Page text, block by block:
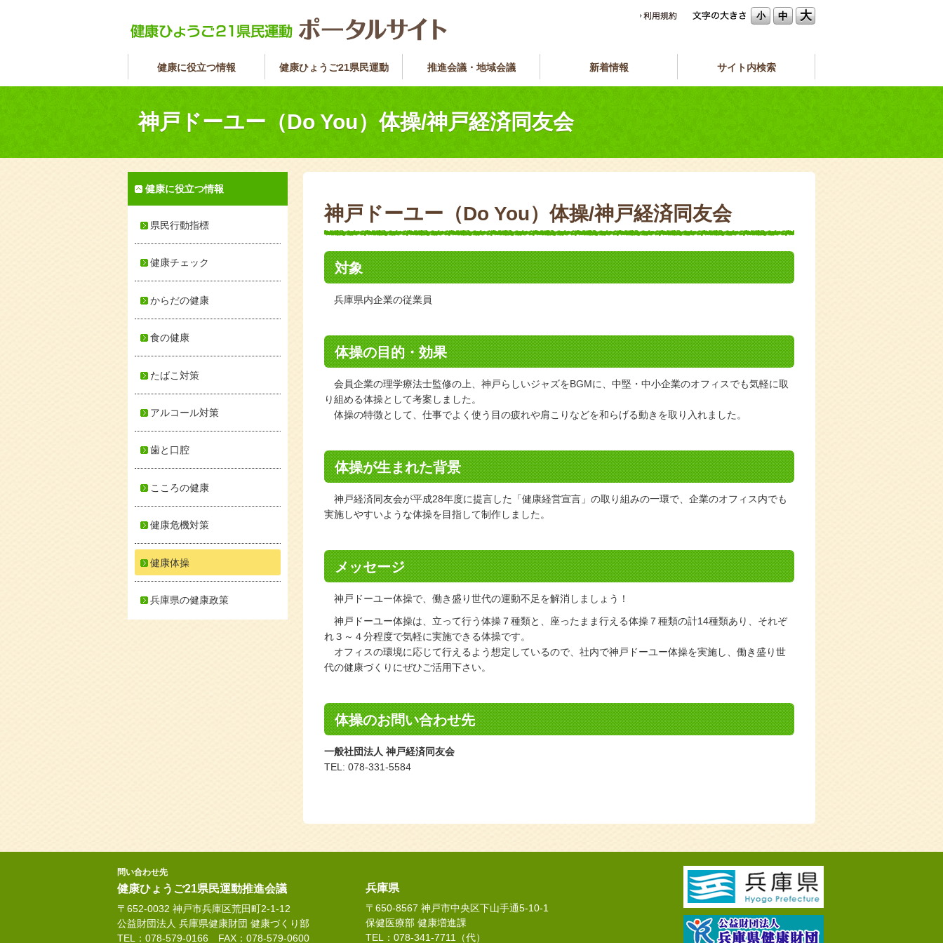
小 中 大
健康に役立つ情報 健康ひょうご21県民運動 推進会議・地域会議 新着情報 サイト内検索
神戸ドーユー（Do You）体操/神戸経済同友会
神戸ドーユー（Do You）体操/神戸経済同友会
対象
兵庫県内企業の従業員
体操の目的・効果
会員企業の理学療法士監修の上、神戸らしいジャズをBGMに、中堅・中小企業のオフィスでも気軽に取
り組める体操として考案しました。
体操の特徴として、仕事でよく使う目の疲れや肩こりなどを和らげる動きを取り入れました。
体操が生まれた背景
神戸経済同友会が平成28年度に提言した「健康経営宣言」の取り組みの一環で、企業のオフィス内でも
実施しやすいような体操を目指して制作しました。
メッセージ
神戸ドーユー体操で、働き盛り世代の運動不足を解消しましょう！
神戸ドーユー体操は、立って行う体操７種類と、座ったまま行える体操７種類の計14種類あり、それぞ
れ３～４分程度で気軽に実施できる体操です。
オフィスの環境に応じて行えるよう想定しているので、社内で神戸ドーユー体操を実施し、働き盛り世
代の健康づくりにぜひご活用下さい。
体操のお問い合わせ先
一般社団法人 神戸経済同友会
TEL: 078-331-5584
健康に役立つ情報
県民行動指標
健康チェック
からだの健康
食の健康
たばこ対策
アルコール対策
歯と口腔
こころの健康
健康危機対策
健康体操
兵庫県の健康政策
問い合わせ先
健康ひょうご21県民運動推進会議
〒652-0032 神戸市兵庫区荒田町2-1-12
公益財団法人 兵庫県健康財団 健康づくり部
TEL：078-579-0166 FAX：078-579-0600
兵庫県
〒650-8567 神戸市中央区下山手通5-10-1
保健医療部 健康増進課
TEL：078-341-7711（代）